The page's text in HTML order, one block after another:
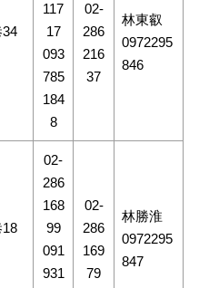
117
17
093
785
184
8
02-
286
216
37
林東叡
0972295
846
02-
286
168
99
091
931
02-
286
169
79
林勝淮
0972295
847